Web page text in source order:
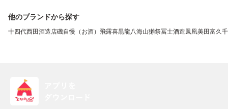
他のブランドから探す
十四代西田酒造店磯自慢（お酒） 飛露喜黒龍八海山獺祭冨士酒造鳳凰美田富久